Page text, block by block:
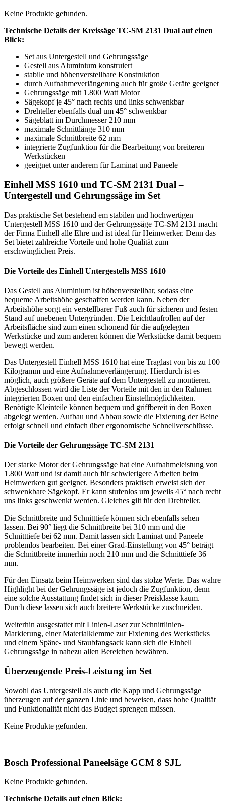
Keine Produkte gefunden.
Technische Details der Kreissäge TC-SM 2131 Dual auf einen
Blick:
Set aus Untergestell und Gehrungssäge
Gestell aus Aluminium konstruiert
stabile und höhenverstellbare Konstruktion
durch Aufnahmeverlängerung auch für große Geräte geeignet
Gehrungssäge mit 1.800 Watt Motor
Sägekopf je 45° nach rechts und links schwenkbar
Drehteller ebenfalls dual um 45° schwenkbar
Sägeblatt im Durchmesser 210 mm
maximale Schnittlänge 310 mm
maximale Schnittbreite 62 mm
integrierte Zugfunktion für die Bearbeitung von breiteren
Werkstücken
geeignet unter anderem für Laminat und Paneele
Einhell MSS 1610 und TC-SM 2131 Dual –
Untergestell und Gehrungssäge im Set
Das praktische Set bestehend em stabilen und hochwertigen
Untergestell MSS 1610 und der Gehrungssäge TC-SM 2131 macht
der Firma Einhell alle Ehre und ist ideal für Heimwerker. Denn das
Set bietet zahlreiche Vorteile und hohe Qualität zum
erschwinglichen Preis.
Die Vorteile des Einhell Untergestells MSS 1610
Das Gestell aus Aluminium ist höhenverstellbar, sodass eine
bequeme Arbeitshöhe geschaffen werden kann. Neben der
Arbeitshöhe sorgt ein verstellbarer Fuß auch für sicheren und festen
Stand auf unebenen Untergründen. Die Leichtlaufrollen auf der
Arbeitsfläche sind zum einen schonend für die aufgelegten
Werkstücke und zum anderen können die Werkstücke damit bequem
bewegt werden.
Das Untergestell Einhell MSS 1610 hat eine Traglast von bis zu 100
Kilogramm und eine Aufnahmeverlängerung. Hierdurch ist es
möglich, auch größere Geräte auf dem Untergestell zu montieren.
Abgeschlossen wird die Liste der Vorteile mit den in den Rahmen
integrierten Boxen und den einfachen Einstellmöglichkeiten.
Benötigte Kleinteile können bequem und griffbereit in den Boxen
abgelegt werden. Aufbau und Abbau sowie die Fixierung der Beine
erfolgt schnell und einfach über ergonomische Schnellverschlüsse.
Die Vorteile der Gehrungssäge TC-SM 2131
Der starke Motor der Gehrungssäge hat eine Aufnahmeleistung von
1.800 Watt und ist damit auch für schwierigere Arbeiten beim
Heimwerken gut geeignet. Besonders praktisch erweist sich der
schwenkbare Sägekopf. Er kann stufenlos um jeweils 45° nach recht
uns links geschwenkt werden. Gleiches gilt für den Drehteller.
Die Schnittbreite und Schnitttiefe können sich ebenfalls sehen
lassen. Bei 90° liegt die Schnittbreite bei 310 mm und die
Schnitttiefe bei 62 mm. Damit lassen sich Laminat und Paneele
problemlos bearbeiten. Bei einer Grad-Einstellung von 45° beträgt
die Schnittbreite immerhin noch 210 mm und die Schnitttiefe 36
mm.
Für den Einsatz beim Heimwerken sind das stolze Werte. Das wahre
Highlight bei der Gehrungssäge ist jedoch die Zugfunktion, denn
eine solche Ausstattung findet sich in dieser Preisklasse kaum.
Durch diese lassen sich auch breitere Werkstücke zuschneiden.
Weiterhin ausgestattet mit Linien-Laser zur Schnittlinien-
Markierung, einer Materialklemme zur Fixierung des Werkstücks
und einem Späne- und Staubfangsack kann sich die Einhell
Gehrungssäge in nahezu allen Bereichen bewähren.
Überzeugende Preis-Leistung im Set
Sowohl das Untergestell als auch die Kapp und Gehrungssäge
überzeugen auf der ganzen Linie und beweisen, dass hohe Qualität
und Funktionalität nicht das Budget sprengen müssen.
Keine Produkte gefunden.
Bosch Professional Paneelsäge GCM 8 SJL
Keine Produkte gefunden.
Technische Details auf einen Blick: